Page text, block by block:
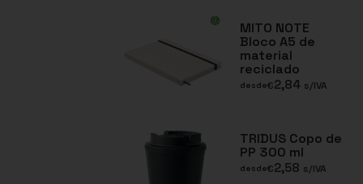
MITO NOTE
Bloco A5 de
material
reciclado
desde€2,84 s/IVA
TRIDUS Copo de
PP 300 ml
desde€2,58 s/IVA